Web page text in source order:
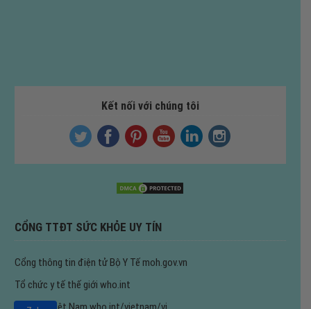
Kết nối với chúng tôi
CỔNG TTĐT SỨC KHỎE UY TÍN
Cổng thông tin điện tử Bộ Y Tế moh.gov.vn
Tổ chức y tế thế giớiwho.int